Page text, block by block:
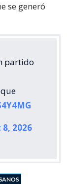
se generó
partido
2026